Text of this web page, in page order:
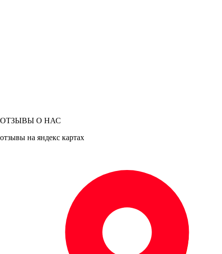
ОТЗЫВЫ О НАС
отзывы на яндекс картах